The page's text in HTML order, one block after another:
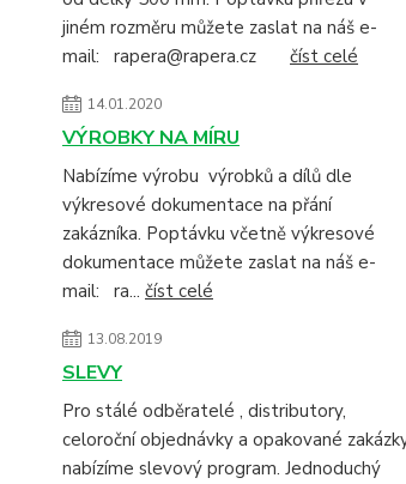
jiném rozměru můžete zaslat na náš e-
mail: rapera@rapera.cz číst celé
14.01.2020
VÝROBKY NA MÍRU
Nabízíme výrobu výrobků a dílů dle
výkresové dokumentace na přání
zakázníka. Poptávku včetně výkresové
dokumentace můžete zaslat na náš e-
mail: ra... číst celé
13.08.2019
SLEVY
Pro stálé odběratelé , distributory,
celoroční objednávky a opakované
nabízíme slevový program. Jednoduchý